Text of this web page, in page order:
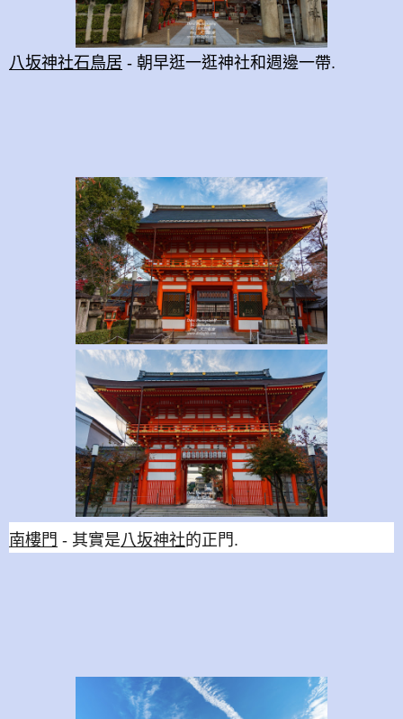
八坂神社石鳥居 - 朝早逛一逛神社和週邊一帶.
南樓門 - 其實是八坂神社的正門 .